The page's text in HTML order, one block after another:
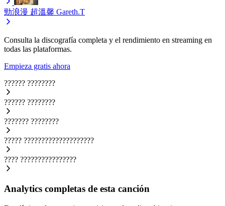
勁浪漫 超溫馨 Gareth.T
Consulta la discografía completa y el rendimiento en streaming en
todas las plataformas.
Empieza gratis ahora
?????? ????????
?????? ????????
??????? ????????
????? ????????????????????
???? ????????????????
Analytics completas de esta canción